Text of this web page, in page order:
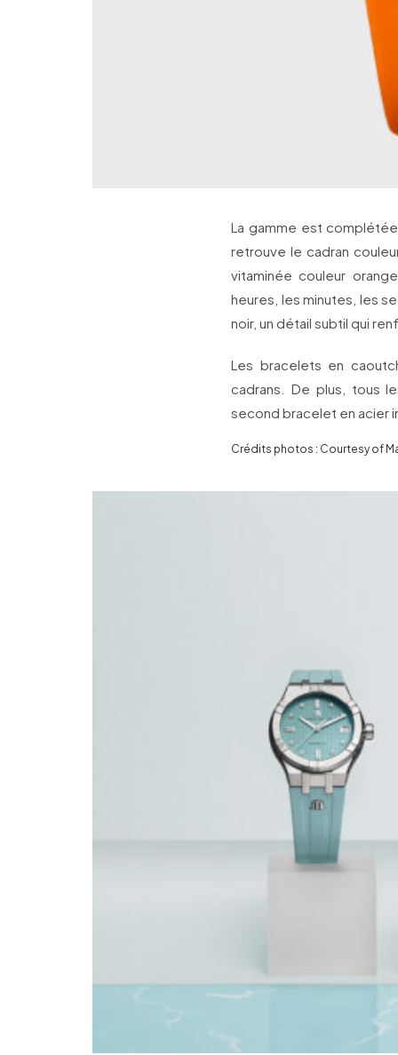
La gamme est
retrouve le cadran
vitaminée couleur
heures, les minutes, les
noir, un détail subtil qui
Les bracelets en
cadrans. De plus, tous
second bracelet en acier
Crédits photos : Courtesy of